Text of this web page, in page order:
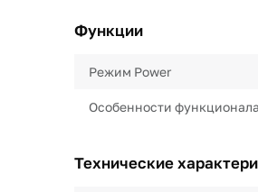
Функции
Режим Power
Особенности функционала
Технические